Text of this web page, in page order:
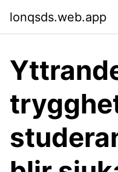
lonqsds.web.app